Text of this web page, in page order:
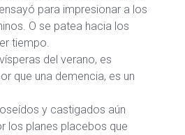
para impresionar a los
O se patea hacia los
tiempo.
del verano, es
que una demencia, es un
y castigados aún
los planes placebos que